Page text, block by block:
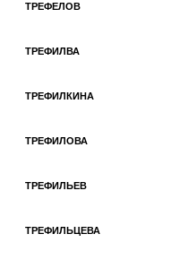
ТРЕФЕЛОВ
ТРЕФИЛВА
ТРЕФИЛКИНА
ТРЕФИЛОВА
ТРЕФИЛЬЕВ
ТРЕФИЛЬЦЕВА